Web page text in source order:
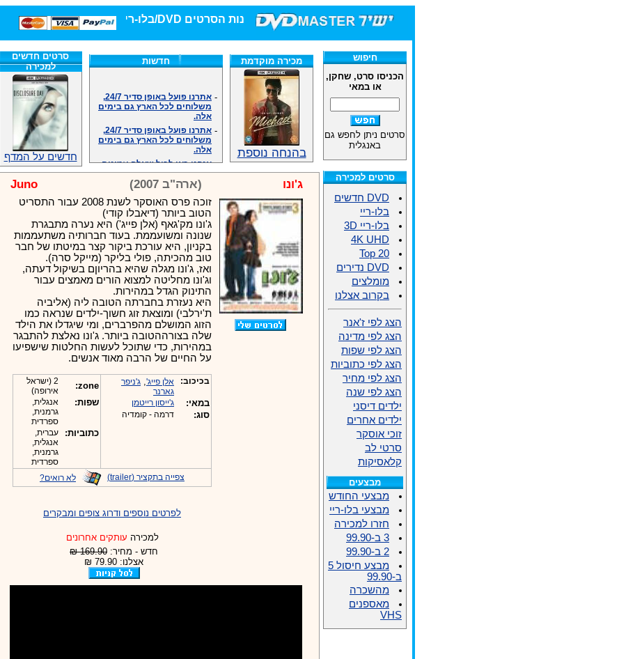
חנות הסרטים DVD/בלו-ריי/3D הגדולה ביותר!
מכירה מוקדמת
בהנחה נוספת
חדשות
משלוחים לכל הארץ גם בימים
אלה.
משלוחים לכל הארץ גם בימים
אלה.
אנחנו כאן לכול שאלה וזמינים
במענה הטלפוני שלנו.ובמייל
.האתר לרשותכם פעיל 24/7
מענה טלפוני: 09-7652392
צוות דיוידי מאסטר ישיר.
זמינים במייל ובטלפון. האתר
לרשותכם פעיל 24/7
צוות דיוידי מאסטר ישיר.
אנחנו כאן לכול שאלה וזמינים
במענה הטלפוני שלנו.ובמייל
.האתר לרשותכם 24/7
מענה טלפוני: 09-7652392
צוות דיוידי מאסטר ישיר.
סרטים חדשים
למכירה
חדשים על המדף
ג'ונו (ארה"ב 2007) Juno
זוכה פרס האוסקר לשנת 2008 עבור התסריט
הטוב ביותר (דיאבלו קודי)
ג'ונו מק'גאף (אלן פייג') היא נערה מתבגרת
שנונה ומשועממת. בעוד חברותיה משתעממות
בקניון, היא עורכת ביקור קצר במיטתו של חבר
טוב מהכיתה, פולי בליקר (מייקל סרה).
ואז, ג'ונו מגלה שהיא בהריוןם בשיקול דעתה,
וג'ונו מחליטה למצוא הורים מאמצים עבור
התינוק הגדל במהירות.
היא נעזרת בחברתה הטובה ליה (אליביה
ת'ירלבי) ומוצאת זוג חשוך-ילדים שנראה כמו
הזוג המושלם מהפרברים, ומי שיגדלו את הילד
שלה בצורההטובה ביותר. ג'ונו נאלצת להתבגר
במהירות, כדי שתוכל לעשות החלטות שישפיעו
על החיים של הרבה מאוד אנשים.
בכיכוב: אלן פייג', ג'ניפר
גארנר
במאי: ג'ייסון רייטמן
סוג: דרמה - קומדיה
zone:
2 (ישראל
אירופה)
שפות:
אנגלית,
גרמנית,
ספרדית
כתוביות:
עברית,
אנגלית,
גרמנית,
ספרדית
צפייה בתקציר (trailer)
לא רואים?
לפרטים נוספים ודרוג צופים ומבקרים
למכירה עותקים אחרונים
חדש - מחיר: 169.90 ₪
אצלנו: 79.90 ₪
חיפוש
הכניסו סרט, שחקן,
או במאי
סרטים ניתן לחפש גם
באנגלית
סרטים למכירה
DVD חדשים
בלו-ריי
בלו-ריי 3D
4K UHD
Top 20
DVD נדירים
מומלצים
בקרוב אצלנו
הצג לפי ז'אנר
הצג לפי מדינה
הצג לפי שפות
הצג לפי כתוביות
הצג לפי מחיר
הצג לפי שנה
ילדים דיסני
ילדים אחרים
זוכי אוסקר
סרטי לב
קלאסיקות
מבצעים
מבצעי החודש
מבצעי בלו-ריי
חזרו למכירה
3 ב-99.90
2 ב-99.90
מבצע חיסול 5
ב-99.90
מהשכרה
מאספנים
VHS